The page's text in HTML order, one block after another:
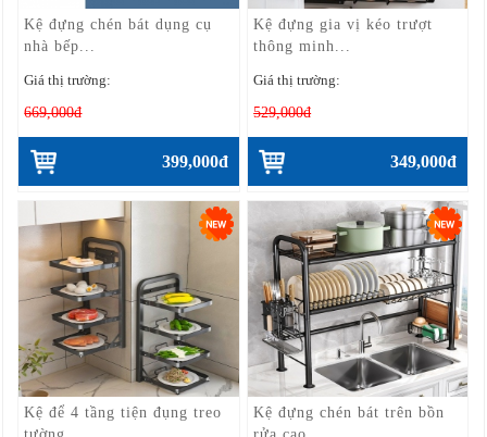
Kệ đựng chén bát dụng cụ
nhà bếp...
Giá thị trường:
669,000đ
399,000đ
Kệ đựng gia vị kéo trượt
thông minh...
Giá thị trường:
529,000đ
349,000đ
Kệ để 4 tầng tiện đụng treo
Kệ đựng chén bát trên bồn